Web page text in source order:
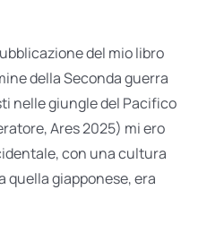
del mio libro
della Seconda guerra
nelle giungle del Pacifico
Ares 2025) mi ero
con una cultura
quella giapponese, era